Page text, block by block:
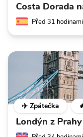
Costa Dorada
Před 31 hodinami
✈️ Zpátečka
Londýn z